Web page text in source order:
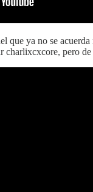
que ya no se acuerda
pero